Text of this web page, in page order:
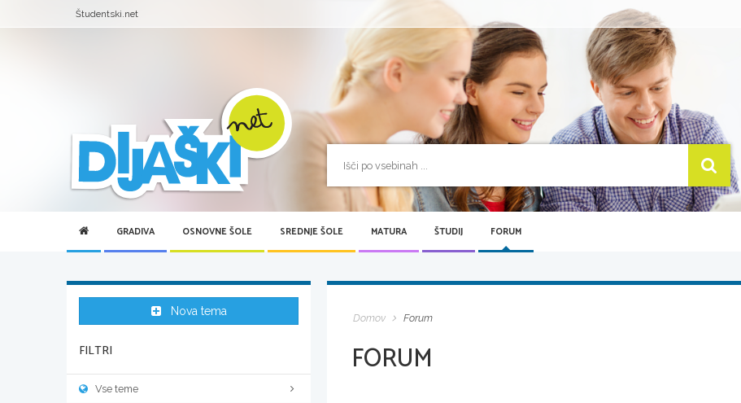
Študentski.net
GRADIVA OSNOVNE ŠOLE SREDNJE ŠOLE MATURA ŠTUDIJ FORUM
Domov Forum
FORUM
Nova tema
FILTRI
Vse teme